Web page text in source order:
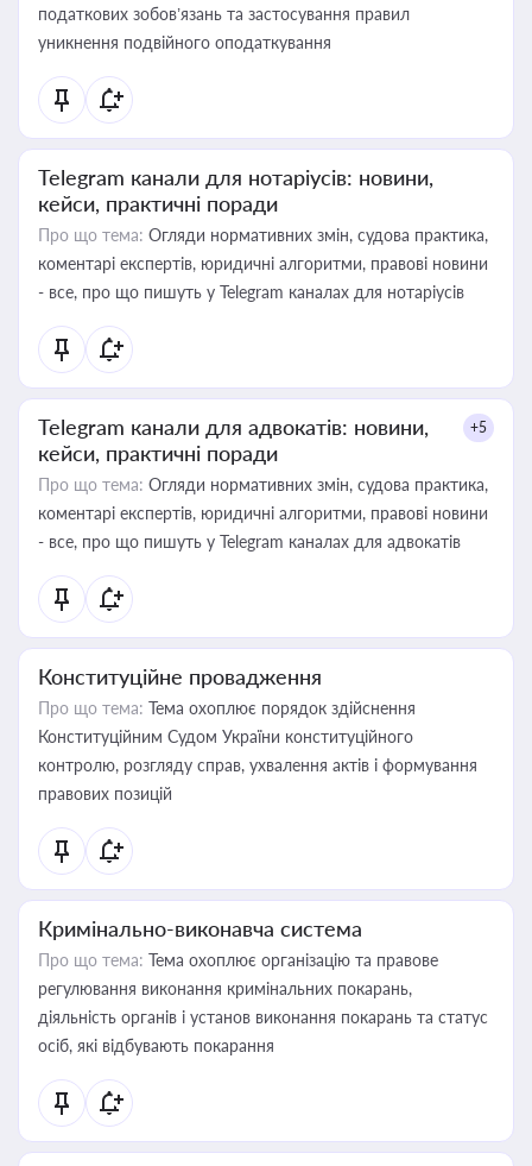
податкових зобов’язань та застосування правил
уникнення подвійного оподаткування
Telegram канали для нотаріусів: новини,
кейси, практичні поради
Про що тема: Огляди нормативних змін, судова практика,
коментарі експертів, юридичні алгоритми, правові новини
- все, про що пишуть у Telegram каналах для нотаріусів
Telegram канали для адвокатів: новини,
кейси, практичні поради
+5
Про що тема: Огляди нормативних змін, судова практика,
коментарі експертів, юридичні алгоритми, правові новини
- все, про що пишуть у Telegram каналах для адвокатів
Конституційне провадження
Про що тема: Тема охоплює порядок здійснення
Конституційним Судом України конституційного
контролю, розгляду справ, ухвалення актів і формування
правових позицій
Кримінально-виконавча система
Про що тема: Тема охоплює організацію та правове
регулювання виконання кримінальних покарань,
діяльність органів і установ виконання покарань та статус
осіб, які відбувають покарання